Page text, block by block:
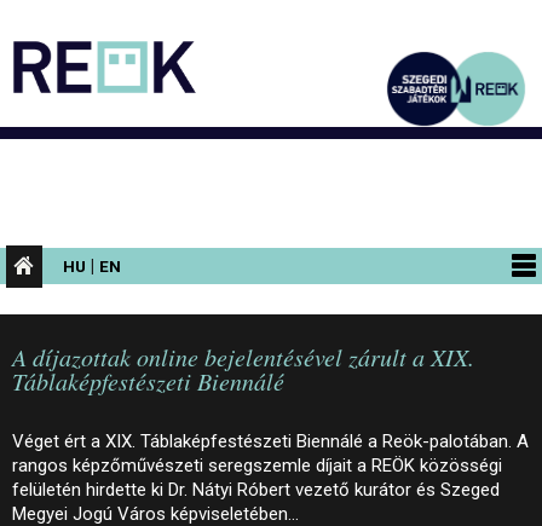
HU | EN
PROGRAMOK
KIÁLLÍTÁSOK
INFORMÁCIÓK
KONFERENCIA
A díjazottak online bejelentésével zárult a XIX.
Táblaképfestészeti Biennálé
Véget ért a XIX. Táblaképfestészeti Biennálé a Reök-palotában. A
rangos képzőművészeti seregszemle díjait a REÖK közösségi
felületén hirdette ki Dr. Nátyi Róbert vezető kurátor és Szeged
Megyei Jogú Város képviseletében…